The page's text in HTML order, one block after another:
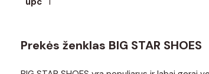
Prekės ženklas BIG STAR SHOES